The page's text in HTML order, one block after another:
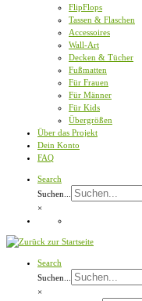
FlipFlops
Tassen & Flaschen
Accessoires
Wall-Art
Decken & Tücher
Fußmatten
Für Frauen
Für Männer
Für Kids
Übergrößen
Über das Projekt
Dein Konto
FAQ
Search
Suchen...
×
Search
Suchen...
×